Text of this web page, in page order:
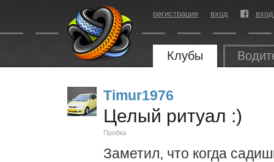
регистрация вход
Клубы
Timur1976
Целый ритуал :)
Пробка
Заметил, что когда